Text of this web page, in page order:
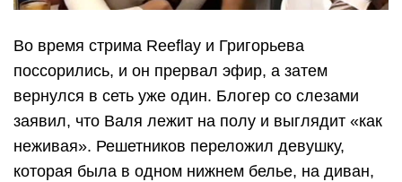
Во время стрима Reeflay и Григорьева
поссорились, и он прервал эфир, а затем
вернулся в сеть уже один. Блогер со слезами
заявил, что Валя лежит на полу и выглядит «как
неживая». Решетников переложил девушку,
которая была в одном нижнем белье, на диван,